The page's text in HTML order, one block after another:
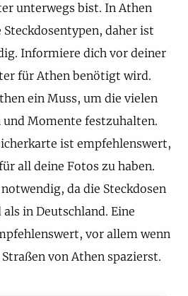
unterwegs bist. In Athen
Steckdosentypen, daher ist
Informiere dich vor deiner
für Athen benötigt wird.
ein Muss, um die vielen
und Momente festzuhalten.
ist empfehlenswert,
all deine Fotos zu haben.
da die Steckdosen
in Deutschland. Eine
vor allem wenn
von Athen spazierst.